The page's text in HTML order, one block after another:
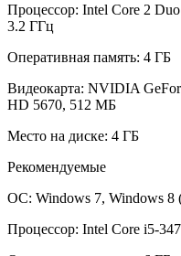
Процессор: Intel Core 2
3.2 ГГц
Оперативная память: 4 ГБ
Видеокарта: NVIDIA
HD 5670, 512 МБ
Место на диске: 4 ГБ
Рекомендуемые
ОС: Windows 7, Windows 8
Процессор: Intel Core i5-